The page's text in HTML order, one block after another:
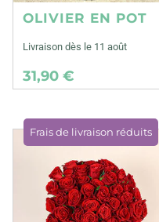
OLIVIER EN POT
Livraison dès le 11 août
31,90 €
Frais de livraison réduits